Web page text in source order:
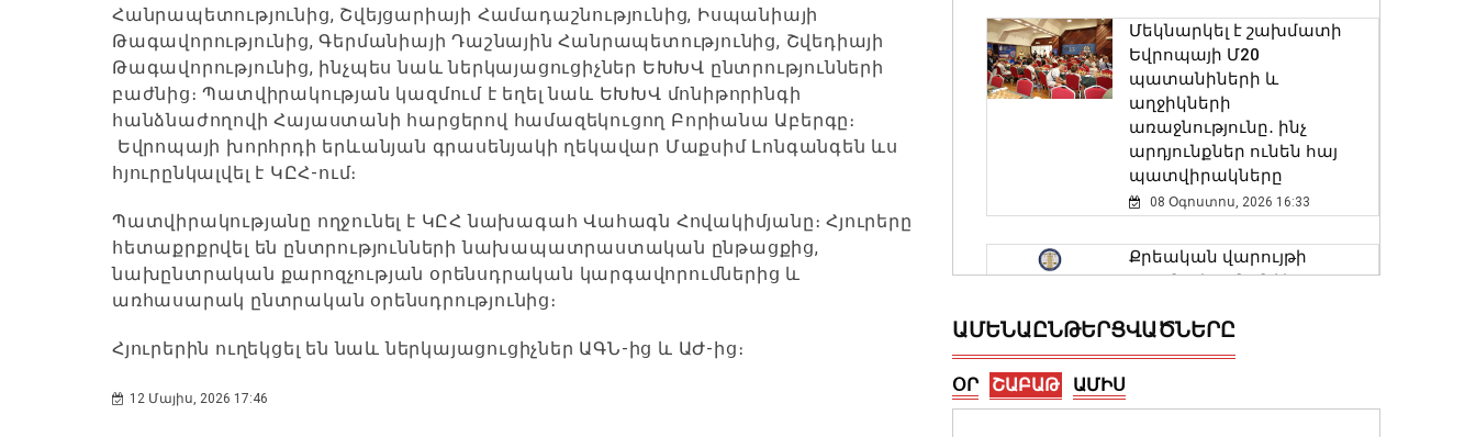
Հանրապետությունից, Շվեյցարիայի Համադաշնությունից, Իսպանիայի
Թագավորությունից, Գերմանիայի Դաշնային Հանրապետությունից, Շվեդիայի
Թագավորությունից, ինչպես նաև ներկայացուցիչներ ԵԽԽՎ ընտրությունների
բաժնից։ Պատվիրակության կազմում է եղել նաև ԵԽԽՎ մոնիթորինգի
հանձնաժողովի Հայաստանի հարցերով համազեկուցող Բորիանա Աբերգը։
Եվրոպայի խորհրդի երևանյան գրասենյակի ղեկավար Մաքսիմ Լոնգանգեն ևս
հյուրընկալվել է ԿԸՀ-ում։
Պատվիրակությանը ողջունել է ԿԸՀ նախագահ Վահագն Հովակիմյանը։ Հյուրերը
հետաքրքրվել են ընտրությունների նախապատրաստական ընթացքից,
նախընտրական քարոզչության օրենսդրական կարգավորումներից և
առհասարակ ընտրական օրենսդրությունից։
Հյուրերին ուղեկցել են նաև ներկայացուցիչներ ԱԳՆ-ից և ԱԺ-ից։
12 Մայիս, 2026 17:46
Մեկնարկել է շախմատի
Եվրոպայի Մ20
պատանիների և
աղջիկների
առաջնությունը․ ինչ
արդյունքներ ունեն հայ
պատվիրակները
08 Օգոստոս, 2026 16:33
Քրեական վարույթի
շրջանակում անձի
կյանքին առնչվող
տվյալների անհարկի
ԱՄԵՆԱԸՆԹԵՐՑՎԱԾՆԵՐԸ
ՕՐ ՇԱԲԱԹ ԱՄԻՍ